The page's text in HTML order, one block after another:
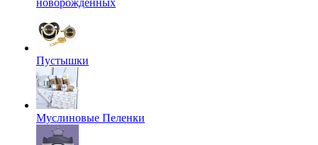
новорожденных
Пустышки
Муслиновые Пеленки